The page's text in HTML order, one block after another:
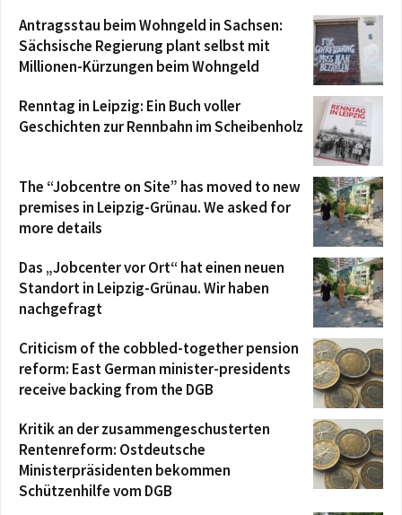
Antragsstau beim Wohngeld in Sachsen:
Sächsische Regierung plant selbst mit
Millionen-Kürzungen beim Wohngeld
Renntag in Leipzig: Ein Buch voller
Geschichten zur Rennbahn im Scheibenholz
The “Jobcentre on Site” has moved to new
premises in Leipzig-Grünau. We asked for
more details
Das „Jobcenter vor Ort“ hat einen neuen
Standort in Leipzig-Grünau. Wir haben
nachgefragt
Criticism of the cobbled-together pension
reform: East German minister-presidents
receive backing from the DGB
Kritik an der zusammengeschusterten
Rentenreform: Ostdeutsche
Ministerpräsidenten bekommen
Schützenhilfe vom DGB